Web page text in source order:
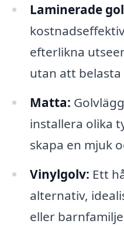
Laminerade
efterlikna
utan att
Matta:
installera olika
skapa en mjuk
Vinylgolv: Ett
alternativ,
eller